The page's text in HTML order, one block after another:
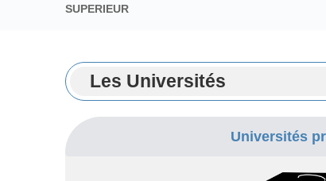
SUPERIEUR
Les Universités
Universités